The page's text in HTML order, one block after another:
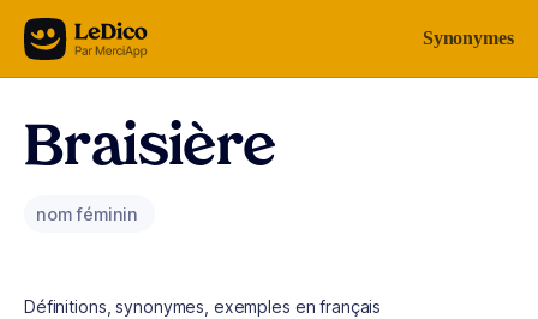
Aller au contenu Synonymes
Braisière
nom féminin
Définitions, synonymes, exemples en français